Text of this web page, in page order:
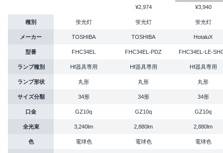
¥2,974 ¥3,940
種別 蛍光灯 蛍光灯 蛍光灯
メーカー TOSHIBA TOSHIBA HotaluX
型番 FHC34EL FHC34EL-PDZ FHC34EL-LE-
ランプ種別 Hf器具専用 Hf器具専用 Hf器具専用
ランプ形状 丸形 丸形 丸形
サイズ分類 34形 34形 34形
口金 GZ10q GZ10q GZ10q
全光束 3,240lm 2,880lm 2,880lm
色 電球色 電球色 電球色